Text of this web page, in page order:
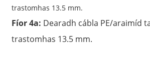
Fíor 4a: Dearadh cábla PE/araimíd
trastomhas 13.5 mm.